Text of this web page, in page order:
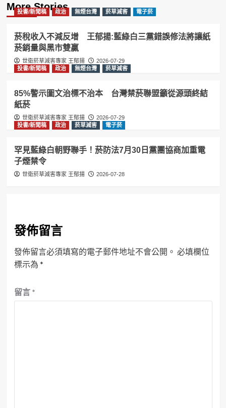
More Stories
投書/新聞稿 政治 無煙台灣 菸草減害 電子菸
菸稅收入不減反增 王郁揚:藍綠白三黨錯誤修法將讓紙
菸銷量與黑市雙贏
世衛菸草減害專家 王郁揚
2026-07-29
投書/新聞稿
政治 無煙台灣 菸草減害
85%警示圖文治標不治本 台灣禁菸聯盟籲從源頭終結
紙菸
世衛菸草減害專家 王郁揚
2026-07-29
投書/新聞稿
政治 菸草減害 電子菸
罕見藍綠白朝野聯手！菸防法7月30日黨團協商加重電
子煙禁令
世衛菸草減害專家 王郁揚 2026-07-28
發佈留言
發佈留言必須填寫的電子郵件地址不會公開。 必填欄位
標示為 *
留言 *